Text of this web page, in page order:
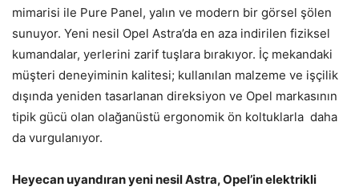
mimarisi ile Pure Panel, yalın ve modern bir görsel şölen
sunuyor. Yeni nesil Opel Astra’da en aza indirilen fiziksel
kumandalar, yerlerini zarif tuşlara bırakıyor. İç mekandaki
müşteri deneyiminin kalitesi; kullanılan malzeme ve işçilik
dışında yeniden tasarlanan direksiyon ve Opel markasının
tipik gücü olan olağanüstü ergonomik ön koltuklarla daha
da vurgulanıyor.
Heyecan uyandıran yeni nesil Astra, Opel’in elektrikli